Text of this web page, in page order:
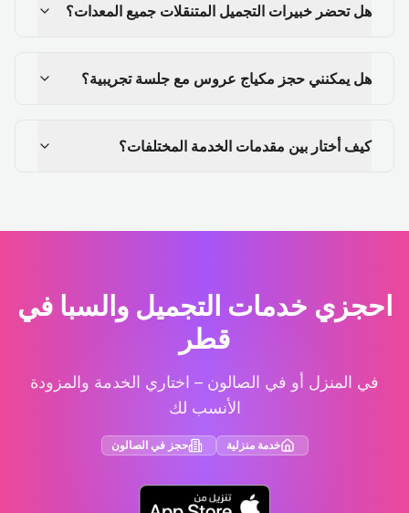
هل تحضر خبيرات التجميل المتنقلات جميع المعدات؟
هل يمكنني حجز مكياج عروس مع جلسة تجريبية؟
كيف أختار بين مقدمات الخدمة المختلفات؟
احجزي خدمات التجميل والسبا في
قطر
في المنزل أو في الصالون – اختاري الخدمة والمزودة
الأنسب لك
خدمة منزلية حجز في الصالون